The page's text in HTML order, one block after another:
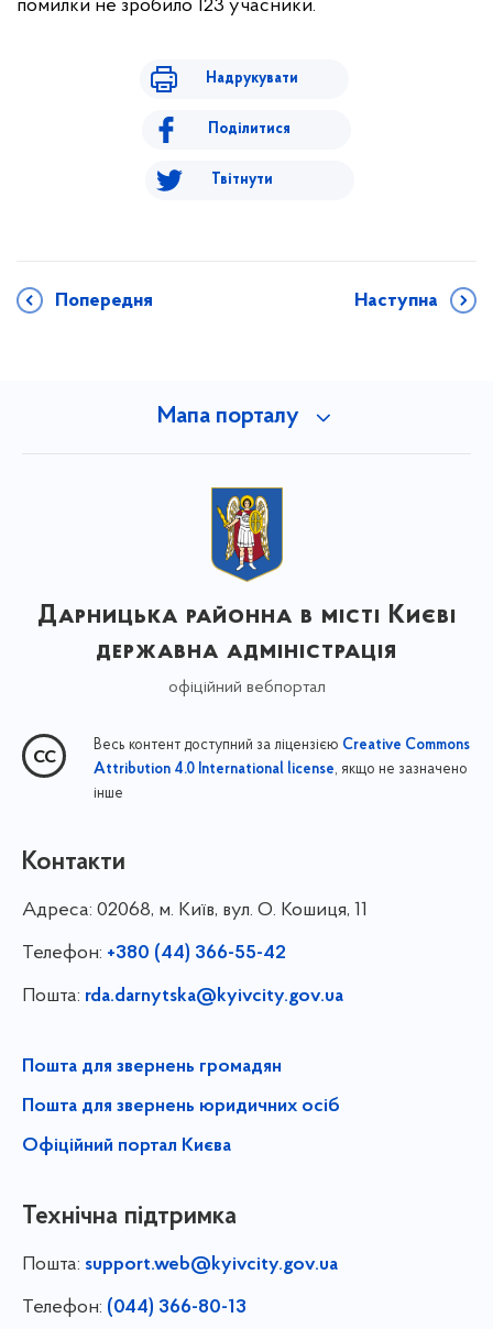
помилки не зробило 123 учасники.
Надрукувати
Поділитися
Твітнути
Попередня Наступна
Мапа порталу
Дарницька районна в місті Києві
державна адміністрація
офіційний вебпортал
Весь контент доступний за ліцензією Creative Commons
Attribution 4.0 International license, якщо не зазначено
інше
Контакти
Адреса: 02068, м. Київ, вул. О. Кошиця, 11
Телефон: +380 (44) 366-55-42
Пошта: rda.darnytska@kyivcity.gov.ua
Пошта для звернень громадян
Пошта для звернень юридичних осіб
Офіційний портал Києва
Технічна підтримка
Пошта: support.web@kyivcity.gov.ua
Телефон: (044) 366-80-13